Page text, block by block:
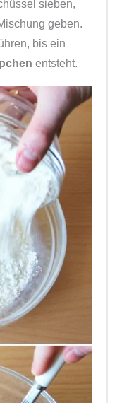
sieben,
geben.
bis ein
entsteht.